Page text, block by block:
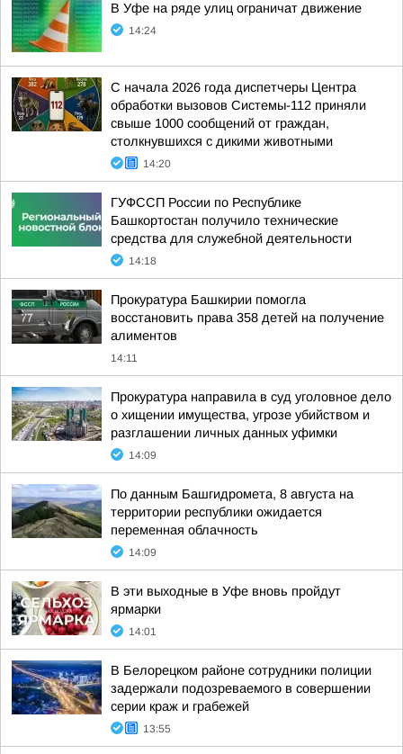
В Уфе на ряде улиц ограничат движение
14:24
С начала 2026 года диспетчеры Центра
обработки вызовов Системы-112 приняли
свыше 1000 сообщений от граждан,
столкнувшихся с дикими животными
14:20
ГУФССП России по Республике
Башкортостан получило технические
средства для служебной деятельности
14:18
Прокуратура Башкирии помогла
восстановить права 358 детей на получение
алиментов
14:11
Прокуратура направила в суд уголовное дело
о хищении имущества, угрозе убийством и
разглашении личных данных уфимки
14:09
По данным Башгидромета, 8 августа на
территории республики ожидается
переменная облачность
14:09
В эти выходные в Уфе вновь пройдут
ярмарки
14:01
В Белорецком районе сотрудники полиции
задержали подозреваемого в совершении
серии краж и грабежей
13:55